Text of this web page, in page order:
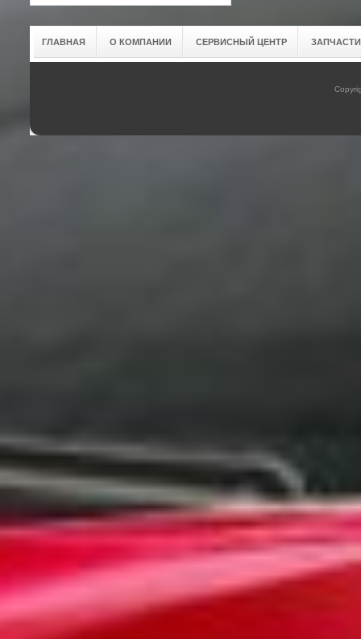
ГЛАВНАЯ О КОМПАНИИ СЕРВИСНЫЙ ЦЕНТР